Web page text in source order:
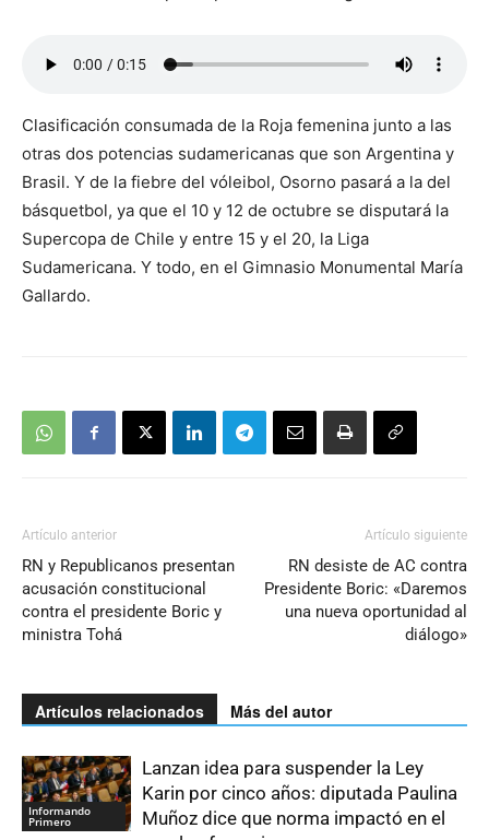
Clasificación consumada de la Roja femenina junto a las
otras dos potencias sudamericanas que son Argentina y
Brasil. Y de la fiebre del vóleibol, Osorno pasará a la del
básquetbol, ya que el 10 y 12 de octubre se disputará la
Supercopa de Chile y entre 15 y el 20, la Liga
Sudamericana. Y todo, en el Gimnasio Monumental María
Gallardo.
Artículo anterior
RN y Republicanos presentan
acusación constitucional
contra el presidente Boric y
ministra Tohá
Artículo siguiente
RN desiste de AC contra
Presidente Boric: «Daremos
una nueva oportunidad al
diálogo»
Artículos relacionados Más del autor
Informando
Primero
Lanzan idea para suspender la Ley
Karin por cinco años: diputada Paulina
Muñoz dice que norma impactó en el